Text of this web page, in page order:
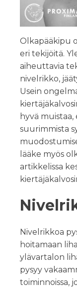
Olkapääkipu
eri tekijöitä.
aiheuttavia
nivelrikko,
Usein
hyvä
suurimmista
lääke myös
artikkelissa
Nivelrikkoa
hoitamaan
ylävartalon
pysyy
toiminnoissa,